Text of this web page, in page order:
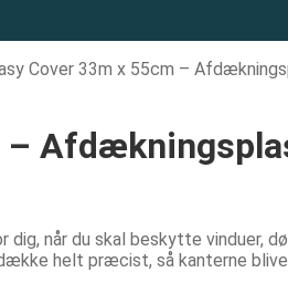
Cover 33m x 55cm –
–
når du skal beskytte vinduer,
helt præcist, så kanterne